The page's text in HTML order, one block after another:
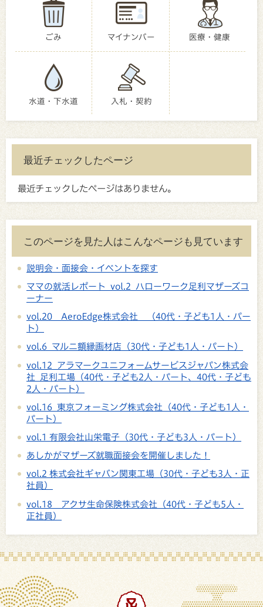
ごみ マイナンバー 医療・健康
水道・下水道 入札・契約
最近チェックしたページ
最近チェックしたページはありません。
このページを見た人はこんなページも見ています
説明会・面接会・イベントを探す
ママの就活レポート vol.2 ハローワーク足利マザーズコ
ーナー
vol.20 AeroEdge株式会社 （40代・子ども1人・パー
ト）
vol.6 マルニ額縁画材店（30代・子ども1人・パート）
vol.12 アラマークユニフォームサービスジャパン株式会
社 足利工場（40代・子ども2人・パート、40代・子ども
2人・パート）
vol.16 東京フォーミング株式会社（40代・子ども1人・
パート）
vol.1 有限会社山栄電子（30代・子ども3人・パート）
あしかがマザーズ就職面接会を開催しました！
vol.2 株式会社ギャバン関東工場（30代・子ども3人・正
社員）
vol.18 アクサ生命保険株式会社（40代・子ども5人・
正社員）